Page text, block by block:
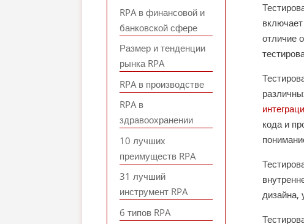
отличие
кода и
дизайна,
RPA в финансовой и
банковской сфере
Размер и тенденции
рынка RPA
RPA в производстве
RPA в
здравоохранении
10 лучших
преимуществ RPA
31 лучший
инструмент RPA
6 типов RPA